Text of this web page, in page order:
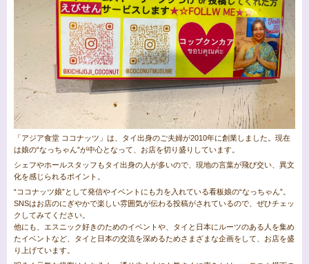
「アジア食堂 ココナッツ」は、タイ出身のご夫婦が2010年に創業しました。現在
は娘の“なっちゃん”が中心となって、お店を切り盛りしています。
シェフやホールスタッフもタイ出身の人が多いので、現地の言葉が飛び交い、異文
化を感じられるポイント。
“ココナッツ娘”として発信やイベントにも力を入れている看板娘の“なっちゃん”。
SNSはお店のにぎやかで楽しい雰囲気が伝わる投稿がされているので、ぜひチェッ
クしてみてください。
他にも、エスニック好きのためのイベントや、タイと日本にルーツのある人を集め
たイベントなど、タイと日本の交流を深めるためさまざまな企画をして、お店を盛
り上げています。